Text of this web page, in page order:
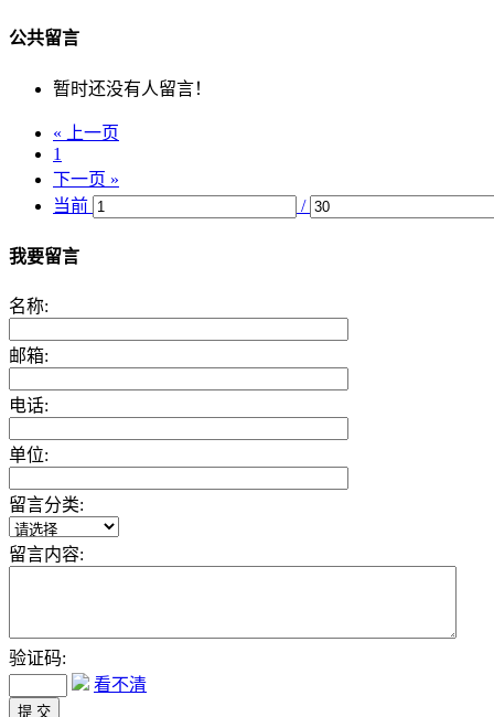
公共留言
暂时还没有人留言！
« 上一页
1
下一页 »
当前
/
我要留言
名称:
邮箱:
电话:
单位:
留言分类:
留言内容:
验证码:
看不清